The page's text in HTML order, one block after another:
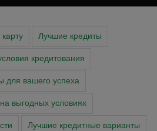
Лучшие кредиты
кредитования
для вашего успеха
выгодных условиях
Лучшие кредитные варианты